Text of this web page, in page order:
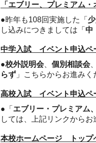
「エブリー、プレミアム
●昨年も108回実施した「
し込みにつきましては「 中
中学入試 イベント申込ペ
●校外説明会 個別相談会
らず 」こちらからお進みく
高校入試 イベント申込ペ
●「 エブリー・プレミアム
しては、上記リンクからお
本校ホームページ トップ